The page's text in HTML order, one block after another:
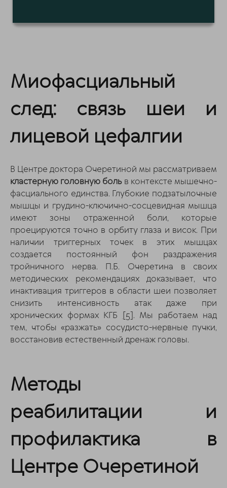
Миофасциальный
след: связь шеи и
лицевой цефалгии
В Центре доктора Очеретиной мы рассматриваем
кластерную головную больв контексте мышечно-
фасциального единства. Глубокие подзатылочные
мышцы и грудино-ключично-сосцевидная мышца
имеют зоны отраженной боли, которые
проецируются точно в орбиту глаза и висок. При
наличии триггерных точек в этих мышцах
создается постоянный фон раздражения
тройничного нерва. П.Б. Очеретина в своих
методических рекомендациях доказывает, что
инактивация триггеров в области шеи позволяет
снизить интенсивность атак даже при
хронических формах КГБ [5]. Мы работаем над
тем, чтобы «разжать» сосудисто-нервные пучки,
восстановив естественный дренаж головы.
Методы
реабилитации и
профилактика в
Центре Очеретиной